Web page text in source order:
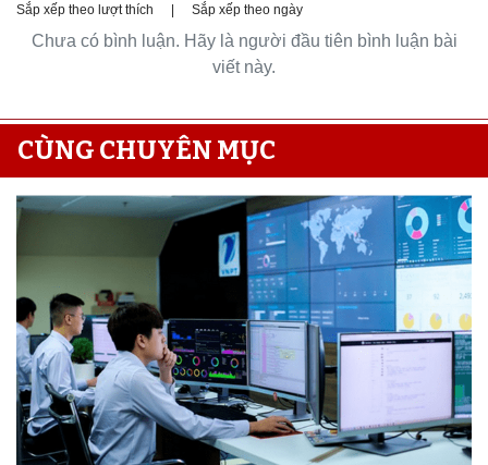
Sắp xếp theo lượt thích Sắp xếp theo ngày
Chưa có bình luận. Hãy là người đầu tiên bình luận bài
viết này.
CÙNG CHUYÊN MỤC